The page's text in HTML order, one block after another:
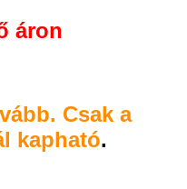
áron
Csak a
kapható.